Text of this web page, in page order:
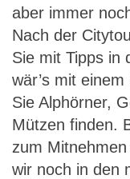
aber immer
Nach der
Sie mit Tipps in
wär’s mit
Sie Alphörner,
Mützen finden.
zum
wir noch in den